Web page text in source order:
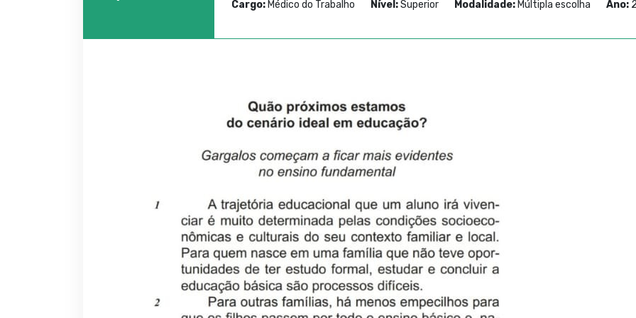
Cargo: Médico do Trabalho Nível:Superior Modalidade: Múltipla escolha Ano: